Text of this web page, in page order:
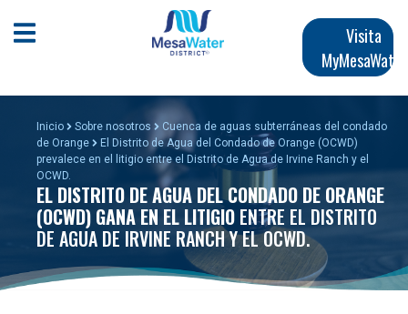
Navegación
Abrir menú móvil
Visita
MyMesaWater
Inicio Sobre nosotros
Cuenca de aguas subterráneas del condado
de Orange
El Distrito de Agua del Condado de Orange (OCWD)
prevalece en el litigio entre el Distrito de Agua de Irvine Ranch y el
OCWD.
EL DISTRITO DE AGUA DEL CONDADO DE ORANGE
(OCWD) GANA EN EL LITIGIO ENTRE EL DISTRITO
DE AGUA DE IRVINE RANCH Y EL OCWD.